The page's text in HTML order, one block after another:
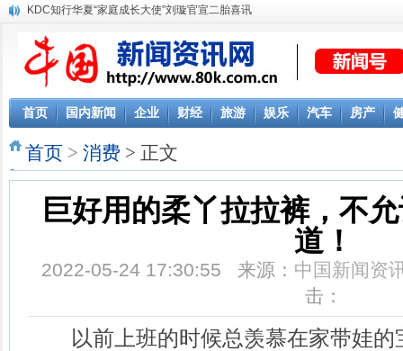
KDC知行华夏“家庭成长大使”刘璇官宣二胎喜讯
首页 国内新闻 企业 财经 旅游 娱乐 汽车 房产
首页 > 消费 > 正文
巨好用的柔丫拉拉裤，不
道！
2022-05-24 17:30:55 来源： 中国新闻资
击：
以前上班的时候总羡慕在家带娃的